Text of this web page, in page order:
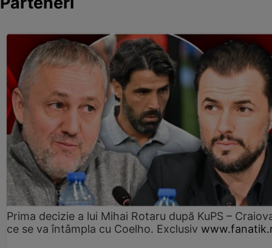
Prima decizie a lui Mihai Rotaru după KuPS –
ce se va întâmpla cu Coelho. Exclusiv